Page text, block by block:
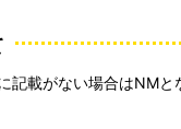
記載がない場合はNMと